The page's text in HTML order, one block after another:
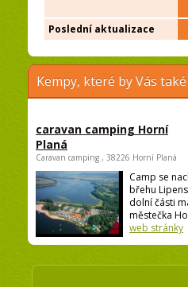
Poslední aktualizace
Kempy, které by Vás
caravan camping Horní
Planá
Caravan camping , 38226 Horní Planá
Camp se
břehu
dolní části
městečka
web stránky